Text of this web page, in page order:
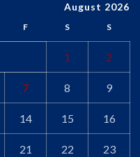
August 2026
F S S
1 2
7 8 9
14 15 16
21 22 23